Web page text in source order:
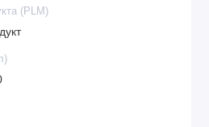
(PLM)